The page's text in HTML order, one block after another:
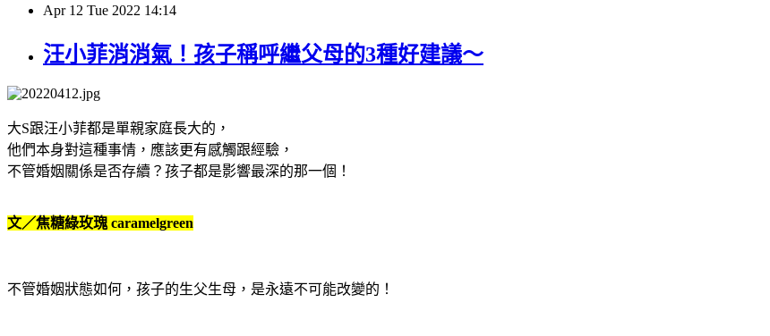
Apr 12 Tue 2022 14:14
汪小菲消消氣！孩子稱呼繼父母的3種好建議～
大S跟汪小菲都是單親家庭長大的，
他們本身對這種事情，應該更有感觸跟經驗，
不管婚姻關係是否存續？孩子都是影響最深的那一個！
文／焦糖綠玫瑰 caramelgreen
不管婚姻狀態如何，孩子的生父生母，是永遠不可能改變的！